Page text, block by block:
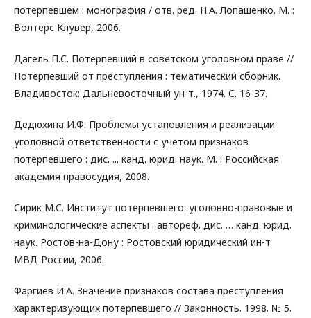
потерпевшем : монография / отв. ред. Н.А. Лопашенко. М. :
Волтерс Клувер, 2006.
Дагель П.С. Потерпевший в советском уголовном праве //
Потерпевший от преступления : тематический сборник.
Владивосток: Дальневосточный ун-т., 1974. С. 16-37.
Дедюхина И.Ф. Проблемы установления и реализации
уголовной ответственности с учетом признаков
потерпевшего : дис. ... канд. юрид. наук. М. : Российская
академия правосудия, 2008.
Сирик М.С. Институт потерпевшего: уголовно-правовые и
криминологические аспекты : автореф. дис. … канд. юрид.
наук. Ростов-на-Дону : Ростовский юридический ин-т
МВД России, 2006.
Фаргиев И.А. Значение признаков состава преступления
характеризующих потерпевшего // Законность. 1998. № 5.